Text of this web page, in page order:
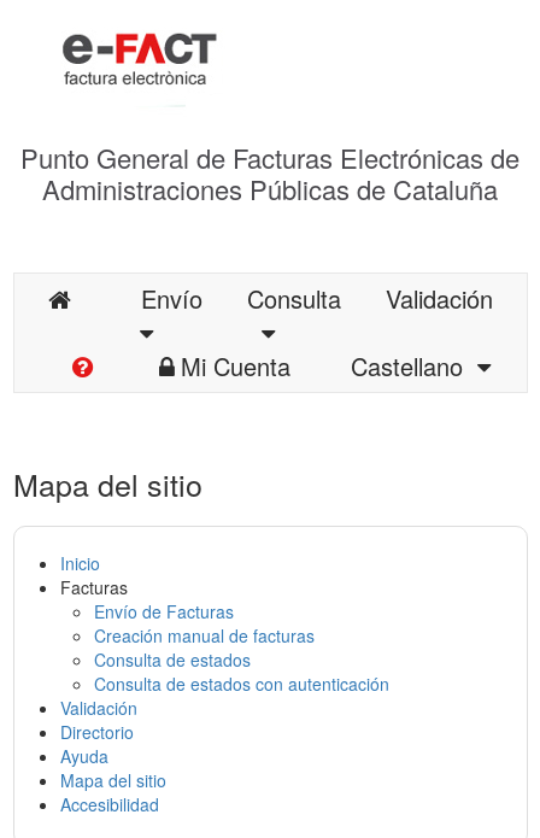
Punto General de Facturas Electrónicas de
Administraciones Públicas de Cataluña
Envío Consulta
Validación
Mi Cuenta
Castellano
Mapa del sitio
Inicio
Facturas
Envío de Facturas
Creación manual de facturas
Consulta de estados
Consulta de estados con autenticación
Validación
Directorio
Ayuda
Mapa del sitio
Accesibilidad